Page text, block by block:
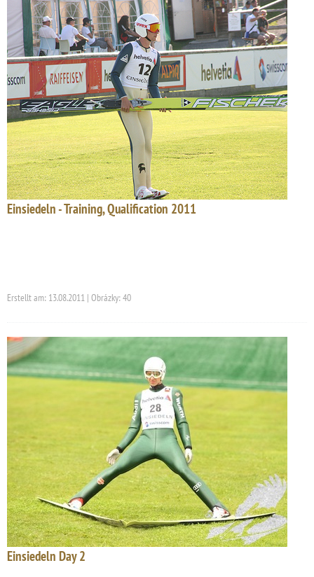
Einsiedeln - Training, Qualification 2011
Erstellt am: 13.08.2011 | Obrázky: 40
Einsiedeln Day 2